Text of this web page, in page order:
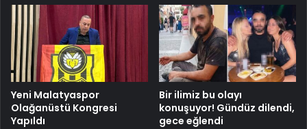
Yeni Malatyaspor
Olağanüstü Kongresi
Yapıldı
Bir ilimiz bu olayı
konuşuyor! Gündüz dilendi,
gece eğlendi